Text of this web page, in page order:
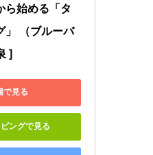
ら始める「タ
」 （ブルーバ
]
で見る
ングで見る